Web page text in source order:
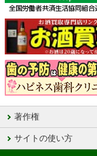
著作権
サイトの使い方